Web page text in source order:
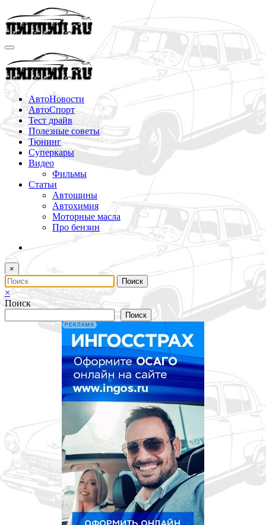
Перейти
к
содержимому
АвтоНовости
АвтоСпорт
Тест драйв
Полезные советы
Тюнинг
Суперкары
Видео
Фильмы
Статьи
Автошины
Автохимия
Моторные масла
Про бензин
×
×
Поиск
Поиск